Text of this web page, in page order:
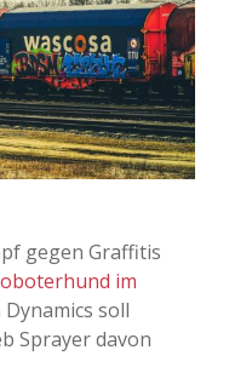
2014
2015
2016
2018
2019
gegen Graffitis
im
soll
Sprayer davon